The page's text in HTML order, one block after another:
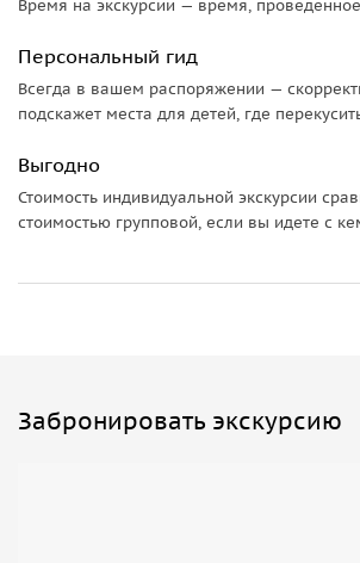
Время на экскурсии — время,
Персональный гид
Всегда в вашем распоряжении —
подскажет места для детей, где
Выгодно
Стоимость индивидуальной экскурсии
стоимостью групповой, если вы идете с
Забронировать экскурсию